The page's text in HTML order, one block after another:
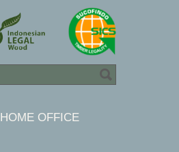
HOME OFFICE